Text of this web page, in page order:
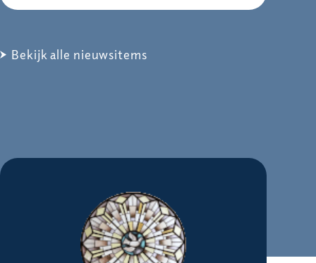
Bekijk alle nieuwsitems